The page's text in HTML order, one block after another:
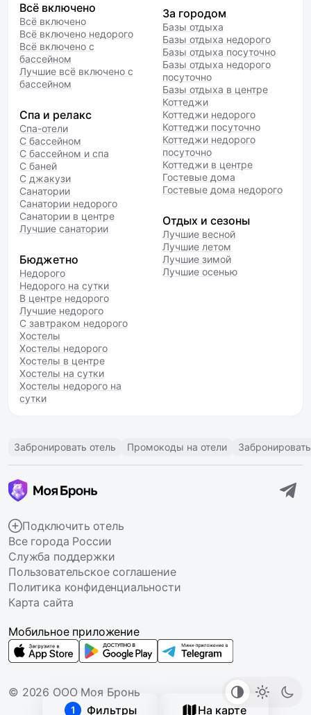
1 Фильтры На карте
Всё включено
Всё включено
Всё включено недорого
Всё включено с
бассейном
Лучшие всё включено с
бассейном
Спа и релакс
Спа-отели
С бассейном
С бассейном и спа
С баней
С джакузи
Санатории
Санатории недорого
Санатории в центре
Лучшие санатории
Бюджетно
Недорого
Недорого на сутки
В центре недорого
Лучшие недорого
С завтраком недорого
Хостелы
Хостелы недорого
Хостелы в центре
Хостелы на сутки
Хостелы недорого на
сутки
За городом
Базы отдыха
Базы отдыха недорого
Базы отдыха посуточно
Базы отдыха недорого
посуточно
Базы отдыха в центре
Коттеджи
Коттеджи недорого
Коттеджи посуточно
Коттеджи недорого
посуточно
Коттеджи в центре
Гостевые дома
Гостевые дома недорого
Отдых и сезоны
Лучшие весной
Лучшие летом
Лучшие зимой
Лучшие осенью
Забронировать отель Промокоды на отели
Подключить отель
Все города России
Служба поддержки
Пользовательское соглашение
Политика конфиденциальности
Карта сайта
© 2026 ООО Моя Бронь
Мобильное приложение